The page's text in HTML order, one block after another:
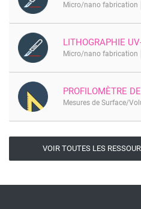
Micro/nano fabrication
LITHOGRAPHIE
Micro/nano fabrication
PROFILOMÈTRE
Mesures de Surface/
VOIR TOUTES LES